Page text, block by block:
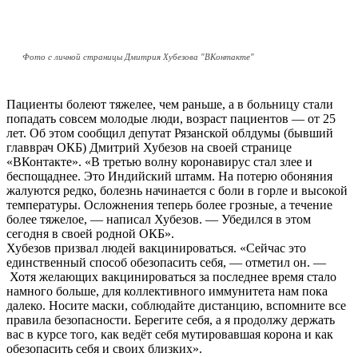
Фото с личной страницы Дмитрия Хубезова "ВКонтакте"
Пациенты болеют тяжелее, чем раньше, а в больницу стали
попадать совсем молодые люди, возраст пациентов — от 25
лет. Об этом сообщил депутат Рязанской облдумы (бывший
главврач ОКБ) Дмитрий Хубезов на своей странице
«ВКонтакте». «В третью волну коронавирус стал злее и
беспощаднее. Это Индийский штамм. На потерю обоняния
жалуются редко, болезнь начинается с боли в горле и высокой
температуры. Осложнения теперь более грозные, а течение
более тяжелое, — написал Хубезов. — Убедился в этом
сегодня в своей родной ОКБ».
Хубезов призвал людей вакцинироваться. «Сейчас это
единственный способ обезопасить себя, — отметил он. —
Хотя желающих вакцинироваться за последнее время стало
намного больше, для коллективного иммунитета нам пока
далеко. Носите маски, соблюдайте дистанцию, вспомните все
правила безопасности. Берегите себя, а я продолжу держать
вас в курсе того, как ведёт себя мутировавшая корона и как
обезопасить себя и своих близких».